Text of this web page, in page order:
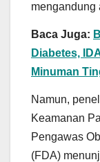
mengandung
Baca Juga:
Diabetes,
Minuman
Namun,
Keamanan
Pengawas
(FDA)